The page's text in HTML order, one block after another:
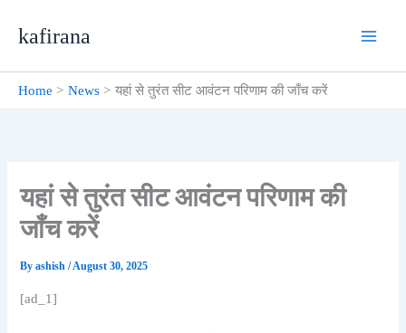
kafirana
Home News यहां से तुरंत सीट आवंटन परिणाम की जाँच करें
यहां से तुरंत सीट आवंटन परिणाम की
जाँच करें
Byashish/August 30, 2025
[ad_1]